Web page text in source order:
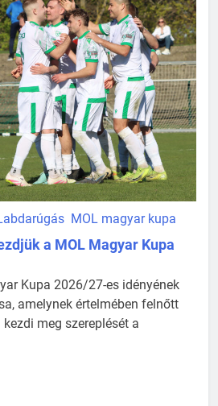
MOL magyar kupa
a MOL Magyar Kupa
Kupa 2026/27-es idényének
amelynek értelmében felnőtt
meg szereplését a